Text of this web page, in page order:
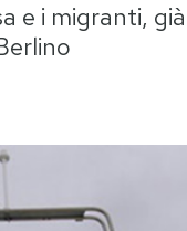
e i migranti, già